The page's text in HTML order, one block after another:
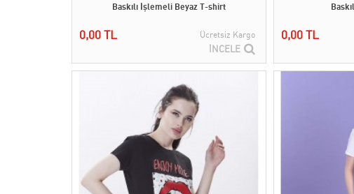
Baskılı İşlemeli Beyaz T-shirt
0,00 TL Ücretsiz Kargo
İNCELE
0,00 TL